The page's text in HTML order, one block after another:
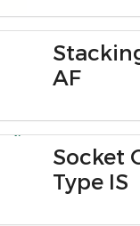
AF
Socket
Type IS